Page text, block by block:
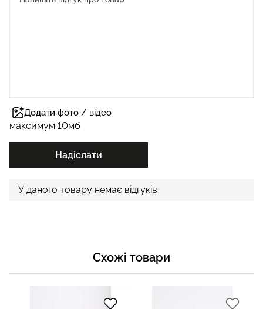
Додати фото / відео
максимум 10мб
Надіслати
У даного товару немає відгуків
Схожі товари